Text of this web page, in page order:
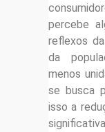
percebe
reflexos
da
menos
se busca
isso a